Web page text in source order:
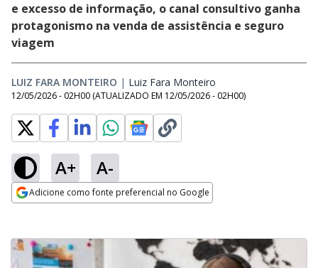
e excesso de informação, o canal consultivo ganha
protagonismo na venda de assistência e seguro
viagem
LUIZ FARA MONTEIRO | Luiz Fara Monteiro
12/05/2026 - 02H00 (ATUALIZADO EM 12/05/2026 - 02H00)
A+ A-
Adicione como fonte preferencial no Google